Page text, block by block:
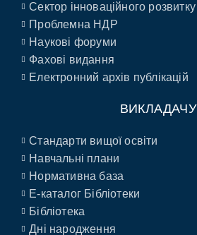
Сектор інноваційного розвитку
Проблемна НДР
Наукові форуми
Фахові видання
Електронний архів публікацій
ВИКЛАДАЧУ
Стандарти вищої освіти
Навчальні плани
Нормативна база
E-каталог Бібліотеки
Бібліотека
Дні народження